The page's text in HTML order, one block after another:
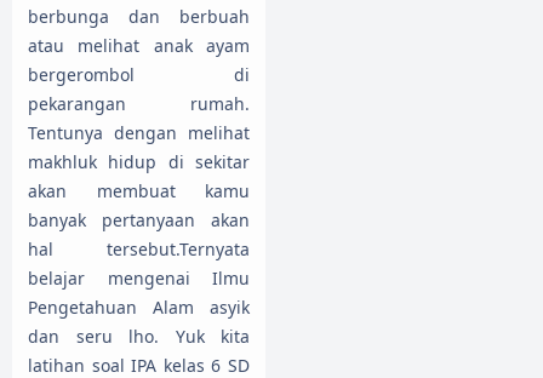
berbunga dan berbuah
atau melihat anak ayam
bergerombol di
pekarangan rumah.
Tentunya dengan melihat
makhluk hidup di sekitar
akan membuat kamu
banyak pertanyaan akan
hal tersebut.Ternyata
belajar mengenai Ilmu
Pengetahuan Alam asyik
dan seru lho. Yuk kita
latihan soal IPA kelas 6 SD